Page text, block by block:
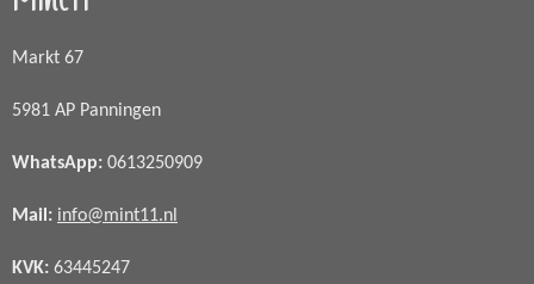
Markt 67
5981 AP Panningen
WhatsApp: 0613250909
Mail: info@mint11.nl
KVK: 63445247